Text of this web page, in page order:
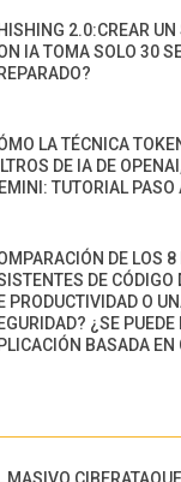
2.0:CREAR
IA TOMA SOLO 30
LA TÉCNICA
DE IA DE
TUTORIAL PASO
DE LOS
DE CÓDIGO
PRODUCTIVIDAD O
¿SE PUEDE
BASADA EN
MASIVO